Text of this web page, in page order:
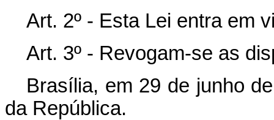
Art. 2º - Esta Lei entra em
Art. 3º - Revogam-se as
Brasília, em 29 de junho
da República.